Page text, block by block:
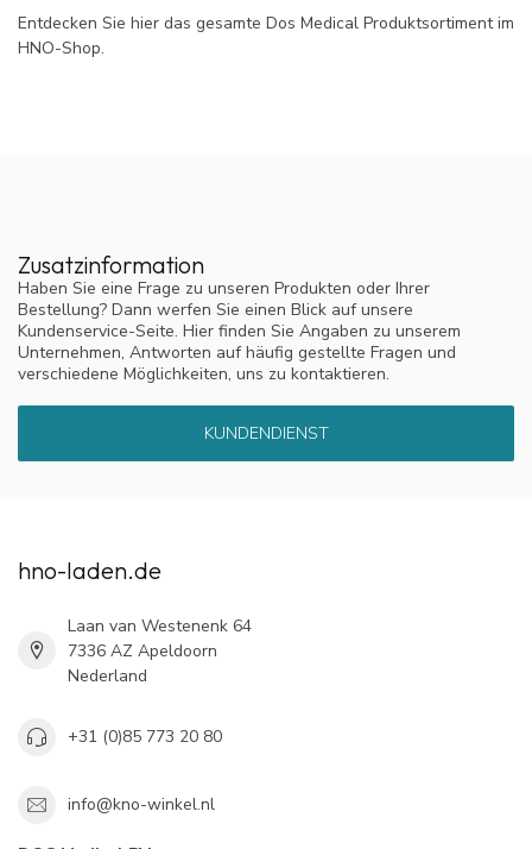
Entdecken Sie hier das gesamte Dos Medical Produktsortiment im
HNO-Shop.
Zusatzinformation
Haben Sie eine Frage zu unseren Produkten oder Ihrer
Bestellung? Dann werfen Sie einen Blick auf unsere
Kundenservice-Seite. Hier finden Sie Angaben zu unserem
Unternehmen, Antworten auf häufig gestellte Fragen und
verschiedene Möglichkeiten, uns zu kontaktieren.
KUNDENDIENST
hno-laden.de
Laan van Westenenk 64
7336 AZ Apeldoorn
Nederland
+31 (0)85 773 20 80
info@kno-winkel.nl